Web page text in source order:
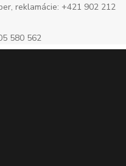
reklamácie: +421 902 212
580 562